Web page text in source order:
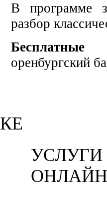
В программе
разбор
Бесплатные
оренбургский
УСЛУГИ
ОНЛАЙН